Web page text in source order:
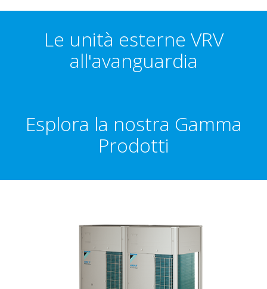
Le unità esterne VRV
all'avanguardia
Esplora la nostra Gamma
Prodotti